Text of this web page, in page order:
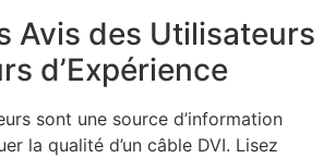
Avis des Utilisateurs
d’Expérience
sont une source d’information
la qualité d’un câble DVI. Lisez